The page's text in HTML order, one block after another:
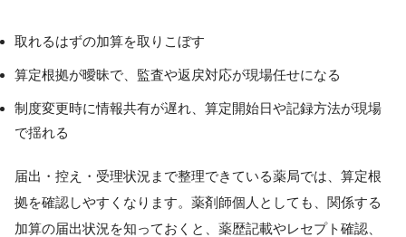
取れるはずの加算を取りこぼす
算定根拠が曖昧で、監査や返戻対応が現場任せになる
制度変更時に情報共有が遅れ、算定開始日や記録方法が現場
で揺れる
届出・控え・受理状況まで整理できている薬局では、算定根
拠を確認しやすくなります。薬剤師個人としても、関係する
加算の届出状況を知っておくと、薬歴記載やレセプト確認、